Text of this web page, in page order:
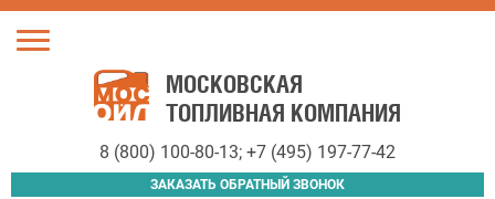
Toggle
МОСКОВСКАЯ
ТОПЛИВНАЯ КОМПАНИЯ
8 (800) 100-80-13; +7 (495) 197-77-42
ЗАКАЗАТЬ ОБРАТНЫЙ ЗВОНОК